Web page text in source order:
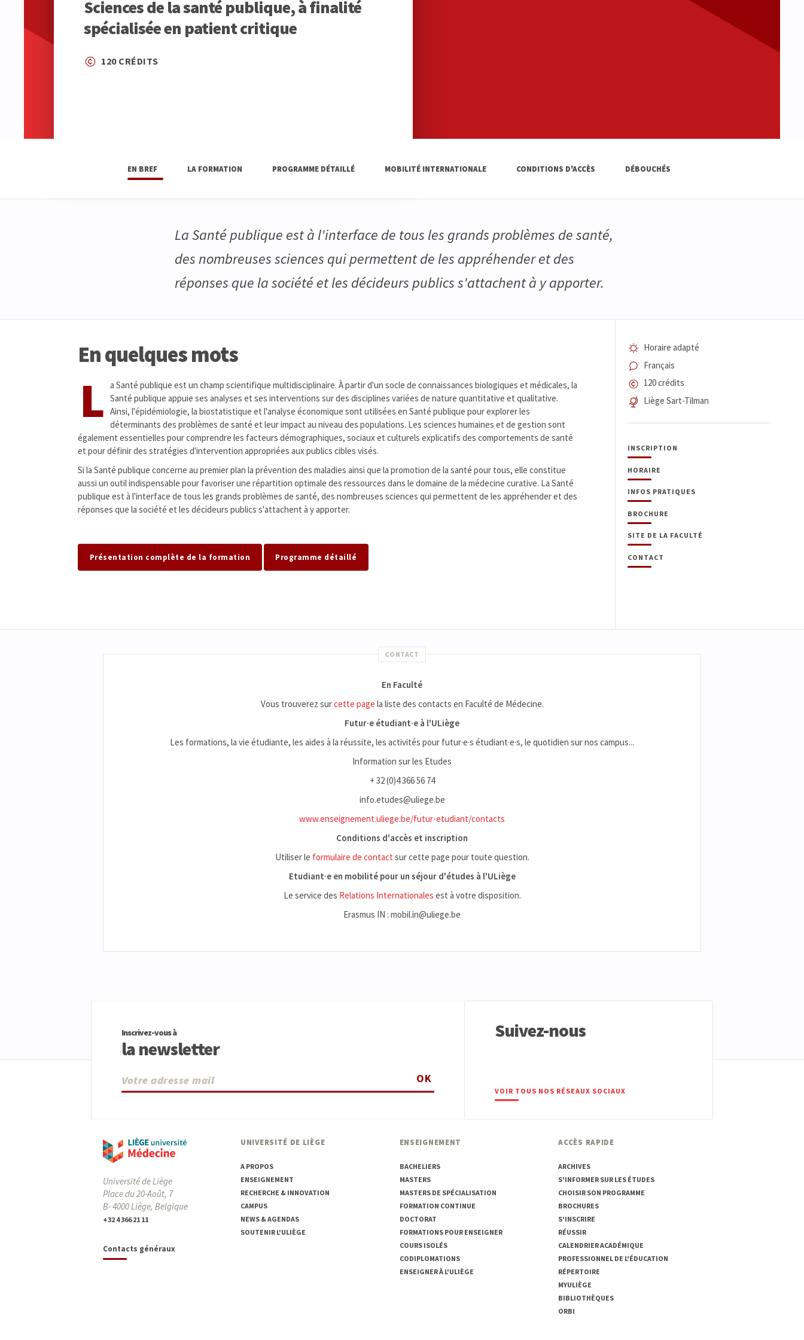
Sciences de la santé publique, à finalité
spécialisée en patient critique
120 CRÉDITS
EN BREF LA FORMATION PROGRAMME DÉTAILLÉ MOBILITÉ INTERNATIONALE CONDITIONS D'ACCÈS DÉBOUCHÉS
La Santé publique est à l'interface de tous les grands problèmes de santé,
des nombreuses sciences qui permettent de les appréhender et des
réponses que la société et les décideurs publics s'attachent à y apporter.
En quelques mots
L a Santé publique est un champ scientifique multidisciplinaire. À partir d'un socle de connaissances biologiques et médicales, la
Santé publique appuie ses analyses et ses interventions sur des disciplines variées de nature quantitative et qualitative.
Ainsi, l'épidémiologie, la biostatistique et l'analyse économique sont utilisées en Santé publique pour explorer les
déterminants des problèmes de santé et leur impact au niveau des populations. Les sciences humaines et de gestion sont
également essentielles pour comprendre les facteurs démographiques, sociaux et culturels explicatifs des comportements de santé
et pour définir des stratégies d'intervention appropriées aux publics cibles visés.
Si la Santé publique concerne au premier plan la prévention des maladies ainsi que la promotion de la santé pour tous, elle constitue
aussi un outil indispensable pour favoriser une répartition optimale des ressources dans le domaine de la médecine curative. La Santé
publique est à l'interface de tous les grands problèmes de santé, des nombreuses sciences qui permettent de les appréhender et des
réponses que la société et les décideurs publics s'attachent à y apporter.
Présentation complète de la formation Programme détaillé
Horaire adapté
Français
120 crédits
Liège Sart-Tilman
INSCRIPTION
HORAIRE
INFOS PRATIQUES
BROCHURE
SITE DE LA FACULTÉ
CONTACT
CONTACT
En Faculté
Vous trouverez surcette page la liste des contacts en Faculté de Médecine.
Futur·e étudiant·e à l'ULiège
Les formations, la vie étudiante, les aides à la réussite, les activités pour futur·e·s étudiant·e·s, le quotidien sur nos campus...
Information sur les Etudes
+ 32 (0)4 366 56 74
info.etudes@uliege.be
www.enseignement.uliege.be/futur-etudiant/contacts
Conditions d'accès et inscription
Utiliser le formulaire de contact sur cette page pour toute question.
Etudiant·e en mobilité pour un séjour d'études à l'ULiège
Le service des Relations Internationales est à votre disposition.
Erasmus IN : mobil.in@uliege.be
Inscrivez-vous à
la newsletter
OK
Suivez-nous
VOIR TOUS NOS RÉSEAUX SOCIAUX
Université de Liège
Place du 20-Août, 7
B- 4000 Liège, Belgique
+32 4 366 21 11
Contacts généraux
UNIVERSITÉ DE LIÈGE
A PROPOS
ENSEIGNEMENT
RECHERCHE & INNOVATION
CAMPUS
NEWS & AGENDAS
SOUTENIR L'ULIÈGE
ENSEIGNEMENT
BACHELIERS
MASTERS
MASTERS DE SPÉCIALISATION
FORMATION CONTINUE
DOCTORAT
FORMATIONS POUR ENSEIGNER
COURS ISOLÉS
CODIPLOMATIONS
ENSEIGNER À L'ULIÈGE
ACCÈS RAPIDE
ARCHIVES
S'INFORMER SUR LES ÉTUDES
CHOISIR SON PROGRAMME
BROCHURES
S'INSCRIRE
RÉUSSIR
CALENDRIER ACADÉMIQUE
PROFESSIONNEL DE L'ÉDUCATION
RÉPERTOIRE
MYULIÈGE
BIBLIOTHÈQUES
ORBI